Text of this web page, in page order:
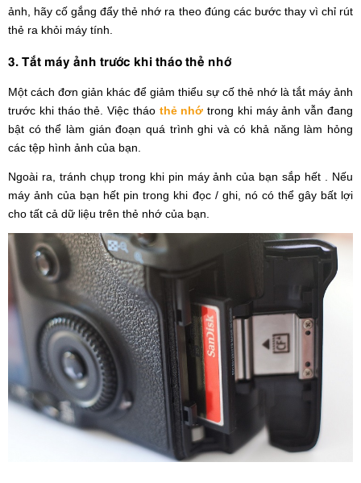
ảnh, hãy cố gắng đẩy thẻ nhớ ra theo đúng các bước thay vì chỉ rút
thẻ ra khỏi máy tính.
3. Tắt máy ảnh trước khi tháo thẻ nhớ
Một cách đơn giản khác để giảm thiểu sự cố thẻ nhớ là tắt máy ảnh
trước khi tháo thẻ. Việc tháo thẻ nhớ trong khi máy ảnh vẫn đang
bật có thể làm gián đoạn quá trình ghi và có khả năng làm hỏng
các tệp hình ảnh của bạn.
Ngoài ra, tránh chụp trong khi pin máy ảnh của bạn sắp hết . Nếu
máy ảnh của bạn hết pin trong khi đọc / ghi, nó có thể gây bất lợi
cho tất cả dữ liệu trên thẻ nhớ của bạn.